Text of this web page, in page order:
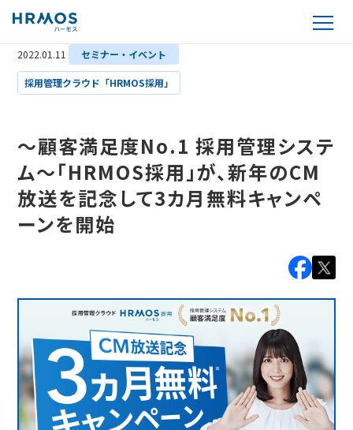
2022.01.11 セミナー・イベント
採用管理クラウド「HRMOS採用」
～顧客満足度No.1 採用管理システ
ム～「HRMOS採用」が、新年のCM
放送を記念して3カ月無料キャンペ
ーンを開始